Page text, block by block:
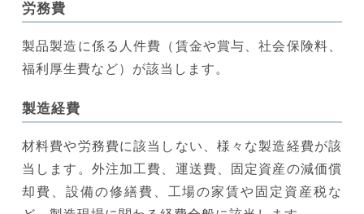
労務費
製品製造に係る人件費（賃金や賞与、社会保険料、
福利厚生費など）が該当します。
製造経費
材料費や労務費に該当しない、様々な製造経費が該
当します。外注加工費、運送費、固定資産の減価償
却費、設備の修繕費、工場の家賃や固定資産税な